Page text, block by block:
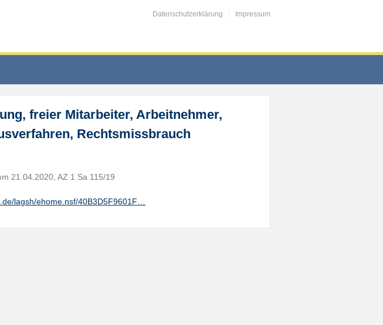
Datenschutzerklärung Impressum
freier Mitarbeiter, Arbeitnehmer,
Rechtsmissbrauch
21.04.2020, AZ 1 Sa 115/19
lagsh/ehome.nsf/40B3D5F9601F…